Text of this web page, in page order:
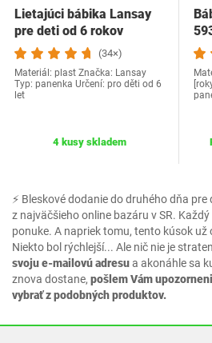
⚡ Bleskové dodanie do druhého dňa
z najväčšieho online bazáru v SR.
ponuke. A napriek tomu, tento kúsok už
Niekto bol rýchlejší... Ale nič nie je
svoju e-mailovú adresua akonáhle sa
znova dostane, pošlem Vám
vybrať z podobných produktov.
Lietajúci bábika Lansay
pre deti od 6 rokov
(34×)
Materiál: plast Značka: Lansay
Typ: panenka Určení: pro děti od 6
let
4 kusy skladem